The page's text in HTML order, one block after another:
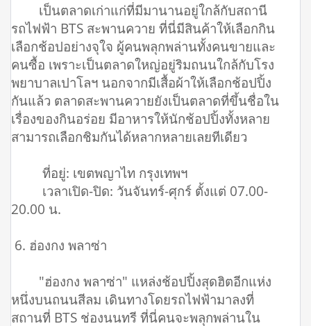
เป็นตลาดเก่าแก่ที่มีมานานอยู่ใกล้กับสถานี
รถไฟฟ้า BTS สะพานควาย ที่นี่มีสินค้าให้เลือกกิน
เลือกช้อปอย่างจุใจ ผู้คนพลุกพล่านทั้งคนขายและ
คนซื้อ เพราะเป็นตลาดใหญ่อยู่ริมถนนใกล้กับโรง
พยาบาลเปาโลฯ นอกจากมีเสื้อผ้าให้เลือกช้อปปิ้ง
กันแล้ว ตลาดสะพานควายยังเป็นตลาดที่ขึ้นชื่อใน
เรื่องของกินอร่อย มีอาหารให้นักช้อปปิ้งทั้งหลาย
สามารถเลือกชิมกันได้หลากหลายเลยทีเดียว
ที่อยู่: เขตพญาไท กรุงเทพฯ
เวลาเปิด-ปิด: วันจันทร์-ศุกร์ ตั้งแต่ 07.00-
20.00 น.
6. ฮ่องกง พลาซ่า
"ฮ่องกง พลาซ่า" แหล่งช้อปปิ้งสุดฮิตอีกแห่ง
หนึ่งบนถนนสีลม เดินทางโดยรถไฟฟ้ามาลงที่
สถานที่ BTS ช่องนนทรี ที่นี่คนจะพลุกพล่านใน